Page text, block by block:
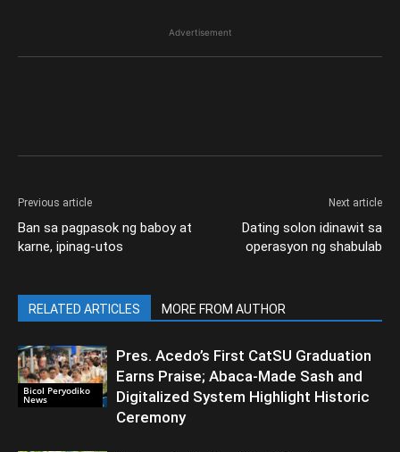
Advertisement
Previous article
Ban sa pagpasok ng baboy at
karne, ipinag-utos
Next article
Dating solon idinawit sa
operasyon ng shabulab
RELATED ARTICLES MORE FROM AUTHOR
Bicol Peryodiko
News
Pres. Acedo’s First CatSU Graduation
Earns Praise; Abaca-Made Sash and
Digitalized System Highlight Historic
Ceremony